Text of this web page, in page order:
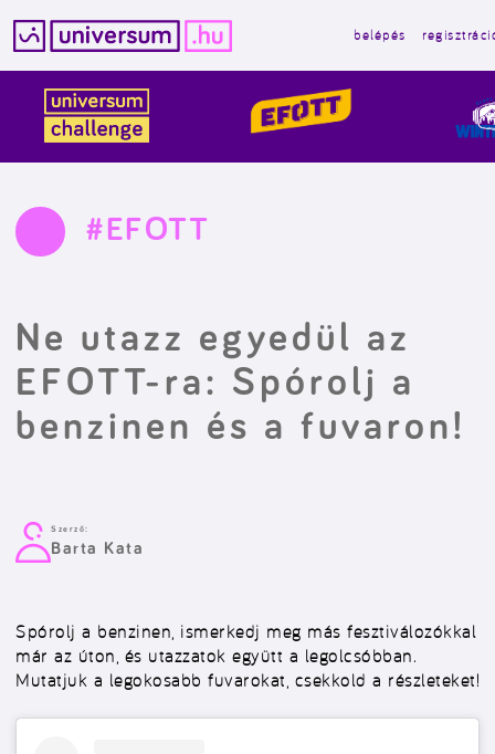
tartalomba
belépés
#EFOTT
Ne utazz egyedül az
EFOTT-ra: Spórolj a
benzinen és a fuvaron!
Szerző:
Barta Kata
Spórolj a benzinen, ismerkedj meg más fesztiválozókkal
már az úton, és utazzatok együtt a legolcsóbban.
Mutatjuk a legokosabb fuvarokat, csekkold a részleteket!